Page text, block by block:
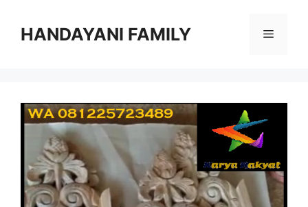
HANDAYANI FAMILY Menu